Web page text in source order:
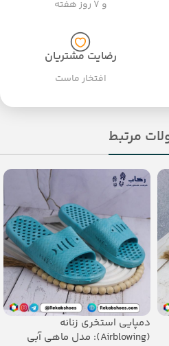
و ۷ روز هفته
رضایت مشتریان
افتخار ماست
مرتبط
دمپایی استخری زنانه
(Airblowing): مدل ماهی آبی